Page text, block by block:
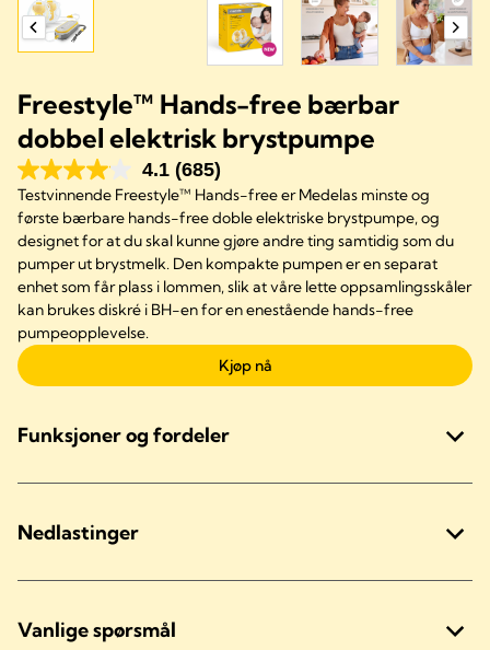
Freestyle™ Hands-free bærbar
dobbel elektrisk brystpumpe
4.1 (685)
Testvinnende Freestyle™ Hands-free er Medelas minste og
første bærbare hands-free doble elektriske brystpumpe, og
designet for at du skal kunne gjøre andre ting samtidig som du
pumper ut brystmelk. Den kompakte pumpen er en separat
enhet som får plass i lommen, slik at våre lette oppsamlingsskåler
kan brukes diskré i BH-en for en enestående hands-free
pumpeopplevelse.
Kjøp nå
Funksjoner og fordeler
Nedlastinger
Vanlige spørsmål